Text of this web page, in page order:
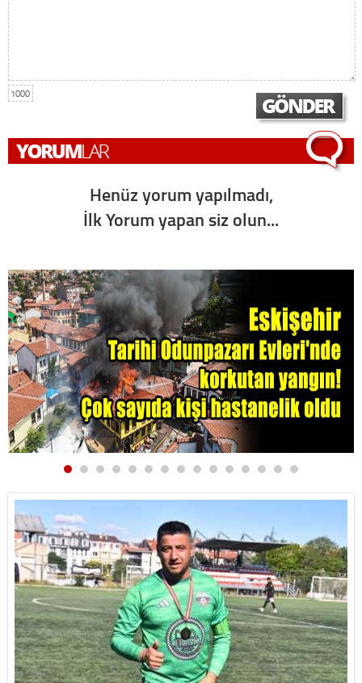
1000
Henüz yorum yapılmadı,
İlk Yorum yapan siz olun...